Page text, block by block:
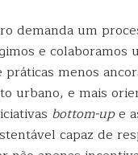
demanda um
e colaboramos
menos
urbano, e mais
bottom-upe
capaz de